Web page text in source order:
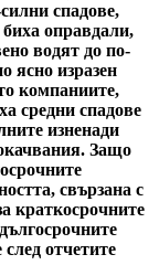
спадове,
оправдали,
водят до по-
ясно изразен
компаниите,
средни спадове
изненади
Защо
свързана с
краткосрочните
отчетите